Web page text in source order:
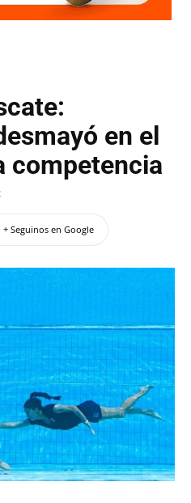
en el
competencia
+ Seguinos en Google